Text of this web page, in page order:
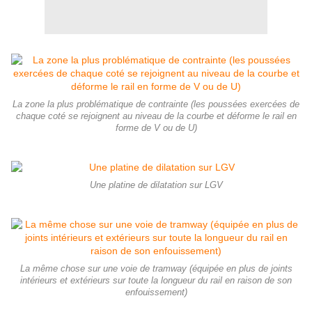
La zone la plus problématique de contrainte (les poussées exercées de
chaque coté se rejoignent au niveau de la courbe et déforme le rail en
forme de V ou de U)
Une platine de dilatation sur LGV
La même chose sur une voie de tramway (équipée en plus de joints
intérieurs et extérieurs sur toute la longueur du rail en raison de son
enfouissement)